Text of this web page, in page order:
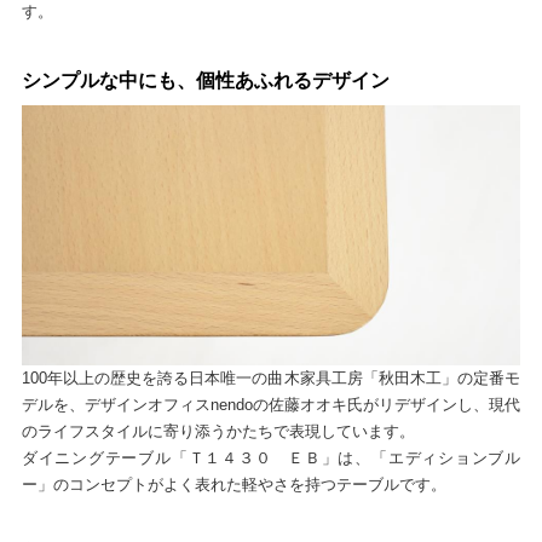
す。
シンプルな中にも、個性あふれるデザイン
100年以上の歴史を誇る日本唯一の曲木家具工房「秋田木工」の定番モ
デルを、デザインオフィスnendoの佐藤オオキ氏がリデザインし、現代
のライフスタイルに寄り添うかたちで表現しています。
ダイニングテーブル「Ｔ１４３０ ＥＢ」は、「エディションブル
ー」のコンセプトがよく表れた軽やさを持つテーブルです。